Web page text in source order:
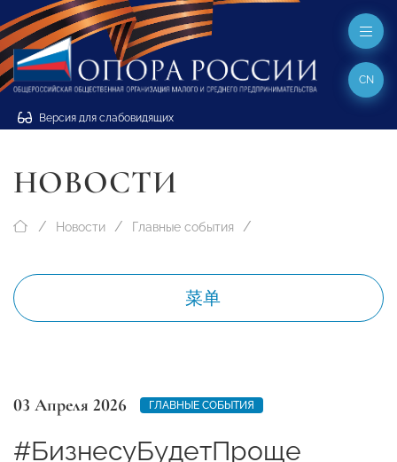
Версия для слабовидящих
CN
НОВОСТИ
Новости Главные события
菜单
03 Апреля 2026 ГЛАВНЫЕ СОБЫТИЯ
#БизнесуБудетПроще